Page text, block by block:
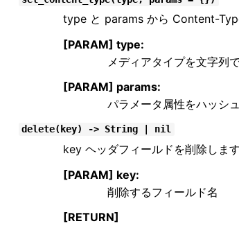
type と params から Content-
[PARAM] type:
メディアタイプを文字列
[PARAM] params:
パラメータ属性をハッシ
delete(key) -> String | nil
key ヘッダフィールドを削除します
[PARAM] key:
削除するフィールド名
[RETURN]